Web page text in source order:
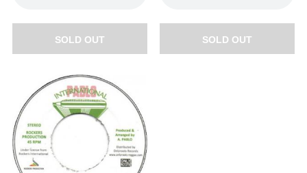
SOLD OUT SOLD OUT